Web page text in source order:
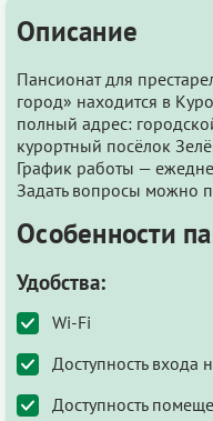
Описание
Пансионат для
город» находится в
полный адрес:
курортный посёлок
График работы —
Задать вопросы можно
Особенности
Удобства:
Wi-Fi
Доступность входа
Доступность